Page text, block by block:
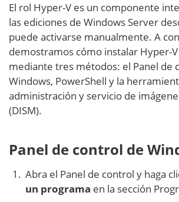
El rol Hyper-V es un componente
las ediciones de Windows Server
puede activarse manualmente. A
demostramos cómo instalar Hyper-
mediante tres métodos: el Panel de
Windows, PowerShell y la
administración y servicio de
(DISM).
Panel de control de
Abra el Panel de control y haga
un programa en la sección